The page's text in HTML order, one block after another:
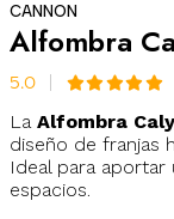
CANNON
Alfombra
5.0
La Alfombra
diseño de franjas
Ideal para
espacios.